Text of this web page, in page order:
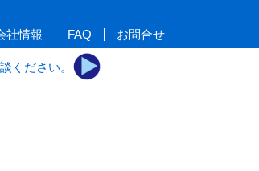
社情報 FAQ お問合せ
ください。